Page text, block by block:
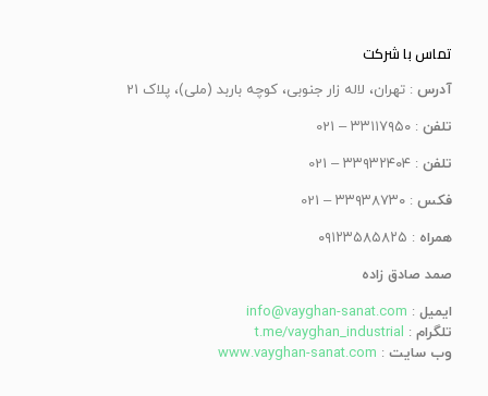
تماس با شرکت
آدرس : تهران، لاله زار جنوبی، کوچه باربد (ملی)، پلاک 21
تلفن : ۳۳۱۱۷۹۵۰ – 021
تلفن : ۳۳۹۳۲۴۰۴ – 021
فکس : ۳۳۹۳۸۷۳۰ – 021
همراه : ۰۹۱۲۳۵۸۵۸۲۵
صمد صادق زاده
ایمیل :
info@vayghan-sanat.com
تلگرام :
t.me/vayghan_industrial
وب سایت :
www.vayghan-sanat.com